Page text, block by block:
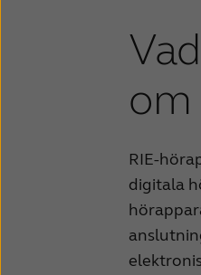
om
RIE-
digitala